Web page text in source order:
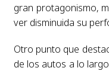
gran protagonismo,
ver disminuida su
Otro punto que
de los autos a lo